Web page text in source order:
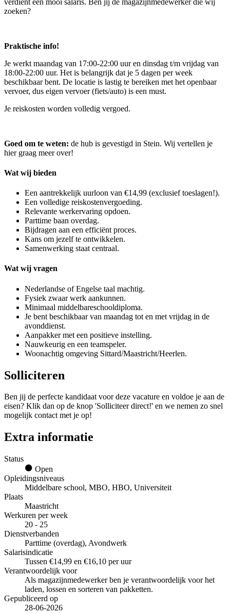
zoeken?
Praktische info!
Je werkt maandag van 17:00-22:00 uur en dinsdag t/m vrijdag van
18:00-22:00 uur. Het is belangrijk dat je 5 dagen per week
beschikbaar bent. De locatie is lastig te bereiken met het openbaar
vervoer, dus eigen vervoer (fiets/auto) is een must.
Je reiskosten worden volledig vergoed.
Goed om te weten: de hub is gevestigd in Stein. Wij vertellen je
hier graag meer over!
Wat wij bieden
Een aantrekkelijk uurloon van €14,99 (exclusief toeslagen!).
Een volledige reiskostenvergoeding.
Relevante werkervaring opdoen.
Parttime baan overdag.
Bijdragen aan een efficiënt proces.
Kans om jezelf te ontwikkelen.
Samenwerking staat centraal.
Wat wij vragen
Nederlandse of Engelse taal machtig.
Fysiek zwaar werk aankunnen.
Minimaal middelbareschooldiploma.
Je bent beschikbaar van maandag tot en met vrijdag in de
avonddienst.
Aanpakker met een positieve instelling.
Nauwkeurig en een teamspeler.
Woonachtig omgeving Sittard/Maastricht/Heerlen.
Solliciteren
Ben jij de perfecte kandidaat voor deze vacature en voldoe je aan de
eisen? Klik dan op de knop 'Solliciteer direct!' en we nemen zo snel
mogelijk contact met je op!
Extra informatie
Status
Open
Opleidingsniveaus
Middelbare school, MBO, HBO, Universiteit
Plaats
Maastricht
Werkuren per week
20 - 25
Dienstverbanden
Parttime (overdag), Avondwerk
Salarisindicatie
Tussen €14,99 en €16,10 per uur
Verantwoordelijk voor
Als magazijnmedewerker ben je verantwoordelijk voor het
laden, lossen en sorteren van pakketten.
Gepubliceerd op
28-06-2026